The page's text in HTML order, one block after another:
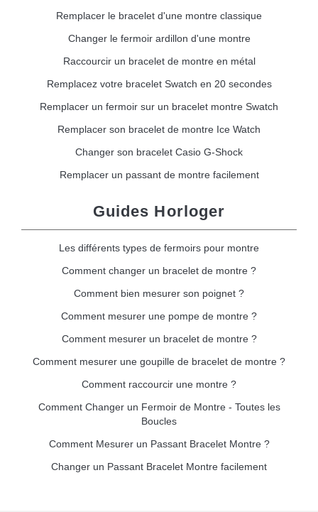
Remplacer le bracelet d'une montre classique
Changer le fermoir ardillon d'une montre
Raccourcir un bracelet de montre en métal
Remplacez votre bracelet Swatch en 20 secondes
Remplacer un fermoir sur un bracelet montre Swatch
Remplacer son bracelet de montre Ice Watch
Changer son bracelet Casio G-Shock
Remplacer un passant de montre facilement
Guides Horloger
Les différents types de fermoirs pour montre
Comment changer un bracelet de montre ?
Comment bien mesurer son poignet ?
Comment mesurer une pompe de montre ?
Comment mesurer un bracelet de montre ?
Comment mesurer une goupille de bracelet de montre ?
Comment raccourcir une montre ?
Comment Changer un Fermoir de Montre - Toutes les
Boucles
Comment Mesurer un Passant Bracelet Montre ?
Changer un Passant Bracelet Montre facilement